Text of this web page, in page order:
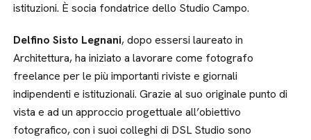
istituzioni. È socia fondatrice dello Studio Campo.
Delfino Sisto Legnani, dopo essersi laureato in
Architettura, ha iniziato a lavorare come fotografo
freelance per le più importanti riviste e giornali
indipendenti e istituzionali. Grazie al suo originale punto di
vista e ad un approccio progettuale all’obiettivo
fotografico, con i suoi colleghi di DSL Studio sono